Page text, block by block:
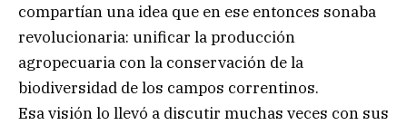
compartían una idea que en ese entonces sonaba
revolucionaria: unificar la producción
agropecuaria con la conservación de la
biodiversidad de los campos correntinos.
Esa visión lo llevó a discutir muchas veces con sus